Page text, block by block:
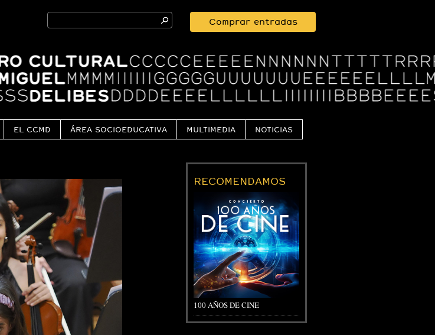
Search
for:
Comprar entradas
EL CCMD ÁREA SOCIOEDUCATIVA MULTIMEDIA NOTICIAS
RECOMENDAMOS
100 AÑOS DE CINE